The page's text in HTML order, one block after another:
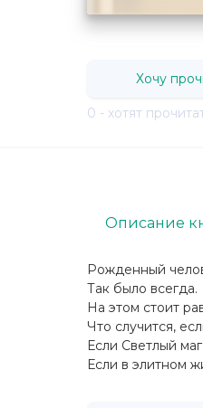
Хочу
0 - хотят
Рожденный
Так было всегда.
На этом стоит
Что случится,
Если Светлый
Если в элитном
Описание